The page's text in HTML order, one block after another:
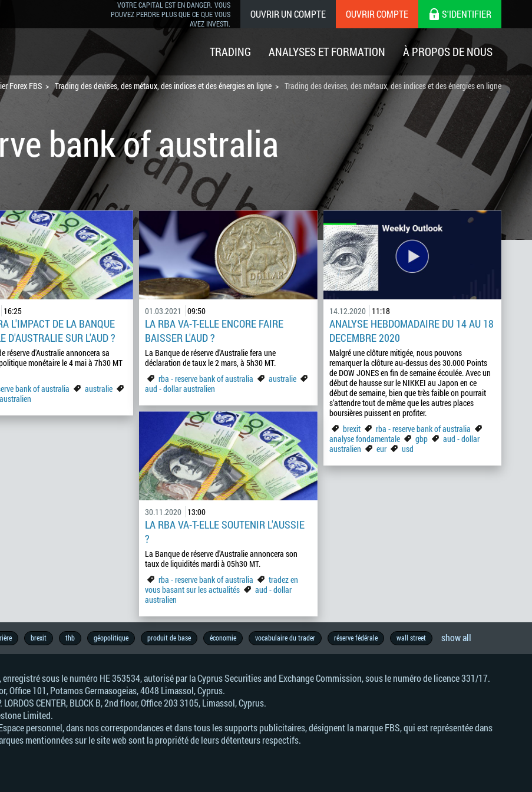
VOTRE CAPITAL EST EN DANGER. VOUS
POUVEZ PERDRE PLUS QUE CE QUE VOUS
AVEZ INVESTI.
OUVRIR UN COMPTE OUVRIR COMPTE S'IDENTIFIER
TRADING ANALYSES ET FORMATION À PROPOS DE NOUS
Forex FBS Trading des devises, des métaux, des indices et des énergies en ligne Trading des devises, des métaux, des indices et des énergies en ligne
bank of australia
16:25
L'IMPACT DE LA BANQUE
D'AUSTRALIE SUR L'AUD ?
réserve d'Australie annoncera sa
monétaire le 4 mai à 7h30 MT
bank of australia
australie
01.03.2021 09:50
LA RBA VA-T-ELLE ENCORE FAIRE
BAISSER L'AUD ?
La Banque de réserve d'Australie fera une
déclaration de taux le 2 mars, à 5h30 MT.
rba - reserve bank of australia
australie
aud - dollar australien
14.12.2020 11:18
ANALYSE HEBDOMADAIRE DU 14 AU 18
DECEMBRE 2020
Malgré une clôture mitigée, nous pouvons
remarquer la clôture au-dessus des 30.000 Points
de DOW JONES en fin de semaine écoulée. Avec un
début de hausse sur le NIKKEI au Japon en ce
début de semaine, bien que très faible on pourrait
s’attendre tout de même que les autres places
boursières puissent en profiter.
brexit
rba - reserve bank of australia
analyse fondamentale
gbp
aud - dollar
australien
eur usd
30.11.2020 13:00
LA RBA VA-T-ELLE SOUTENIR L'AUSSIE
?
La Banque de réserve d'Australie annoncera son
taux de liquidités mardi à 05h30 MT.
rba - reserve bank of australia
tradez en
vous basant sur les actualités
aud - dollar
australien
brexit thb géopolitique produit de base économie vocabulaire du trader réserve fédérale wall street show all
sous le numéro HE 353534, autorisé par la Cyprus Securities and Exchange Commission, sous le numéro de licence 331/17.
Office 101, Potamos Germasogeias, 4048 Limassol, Cyprus.
CENTER, BLOCK В, 2nd floor, Office 203 3105, Limassol, Cyprus.
Limited.
personnel, dans nos correspondances et dans tous les supports publicitaires, désignent la marque FBS, qui est représentée dans
mentionnées sur le site web sont la propriété de leurs détenteurs respectifs.